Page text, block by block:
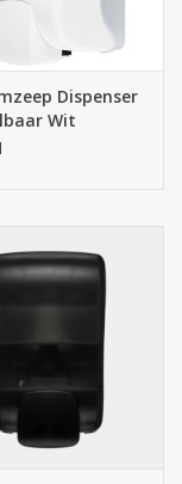
Dispenser
Wit